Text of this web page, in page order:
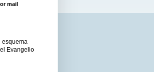
mail
esquema
Evangelio